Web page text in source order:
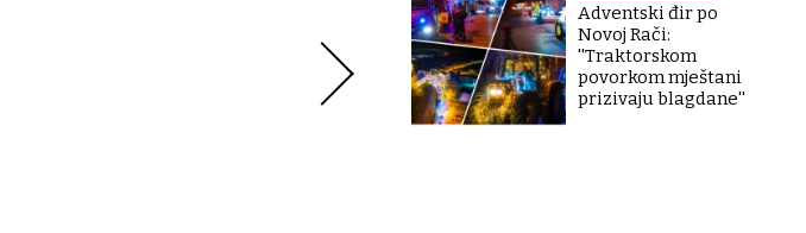
Adventski đir po
Novoj Rači:
''Traktorskom
povorkom mještani
prizivaju blagdane''